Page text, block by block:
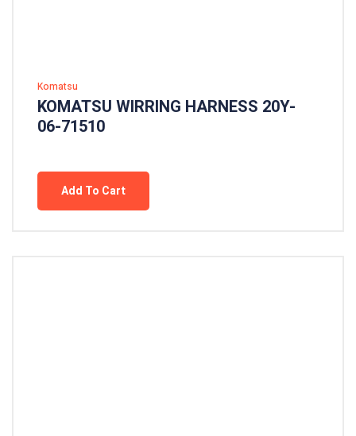
Komatsu
KOMATSU WIRRING HARNESS 20Y-
06-71510
Add To Cart